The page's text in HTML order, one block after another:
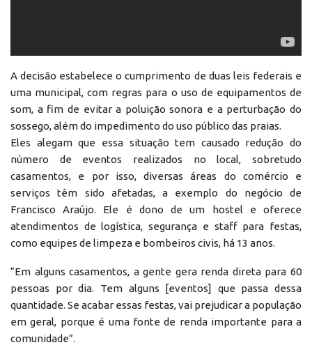
A decisão estabelece o cumprimento de duas leis federais e
uma municipal, com regras para o uso de equipamentos de
som, a fim de evitar a poluição sonora e a perturbação do
sossego, além do impedimento do uso público das praias.
Eles alegam que essa situação tem causado redução do
número de eventos realizados no local, sobretudo
casamentos, e por isso, diversas áreas do comércio e
serviços têm sido afetadas, a exemplo do negócio de
Francisco Araújo. Ele é dono de um hostel e oferece
atendimentos de logística, segurança e staff para festas,
como equipes de limpeza e bombeiros civis, há 13 anos.
“Em alguns casamentos, a gente gera renda direta para 60
pessoas por dia. Tem alguns [eventos] que passa dessa
quantidade. Se acabar essas festas, vai prejudicar a população
em geral, porque é uma fonte de renda importante para a
comunidade”.